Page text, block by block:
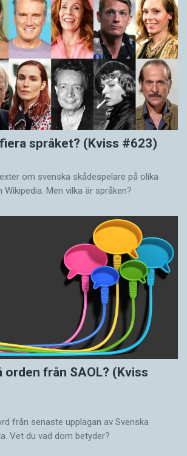
språket? (Kviss #623)
om svenska skådespelare på olika
Men vilka är språken?
orden från SAOL? (Kviss
från senaste upplagan av Svenska
Vet du vad dom betyder?